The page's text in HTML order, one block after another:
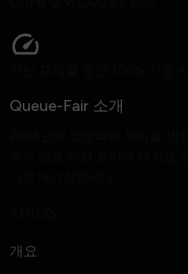
Queue-Fair 소개
개요